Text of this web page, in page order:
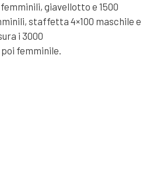
giavellotto e 1500
staffetta 4×100 maschile e
i 3000
femminile.